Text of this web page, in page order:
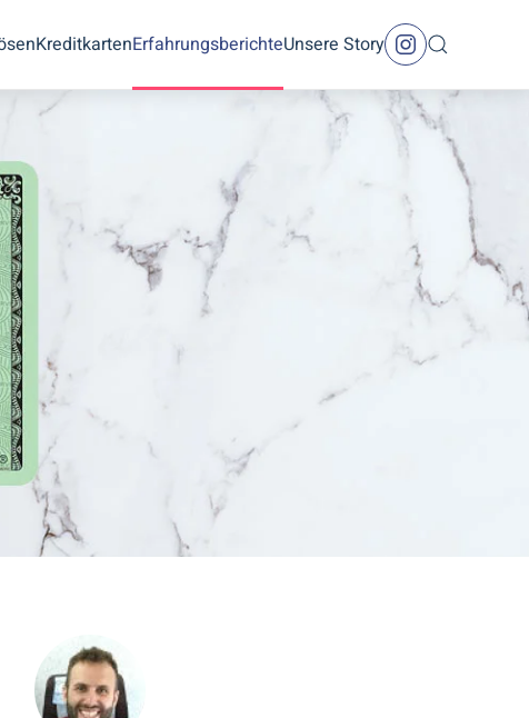
KreditkartenErfahrungsberichteUnsere Story